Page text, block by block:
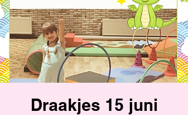
Draakjes 15 juni